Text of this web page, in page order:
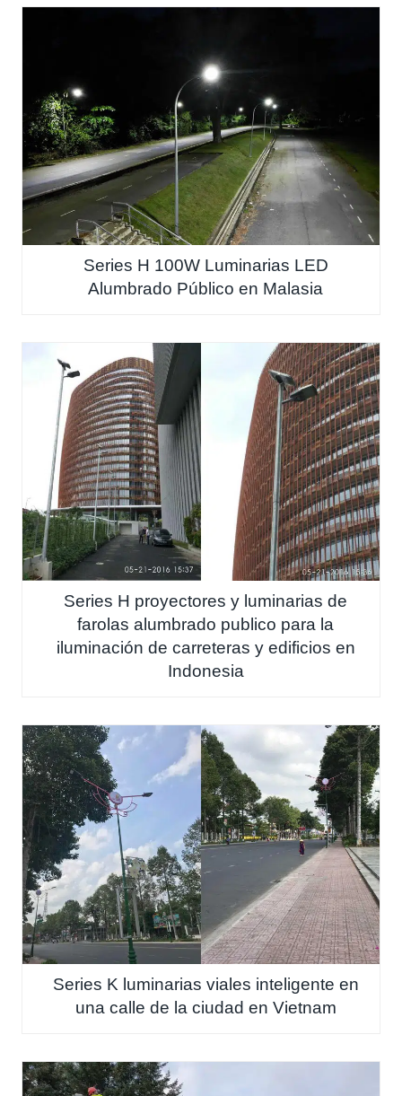
Series H 100W Luminarias LED
Alumbrado Público en Malasia
Series H proyectores y luminarias de
farolas alumbrado publico para la
iluminación de carreteras y edificios en
Indonesia
Series K luminarias viales inteligente en
una calle de la ciudad en Vietnam